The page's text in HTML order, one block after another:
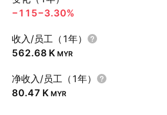
−115−3.30%
收入/员工（1年）
‪562.68 K‬ MYR
净收入/员工（1年）
‪80.47 K‬ MYR